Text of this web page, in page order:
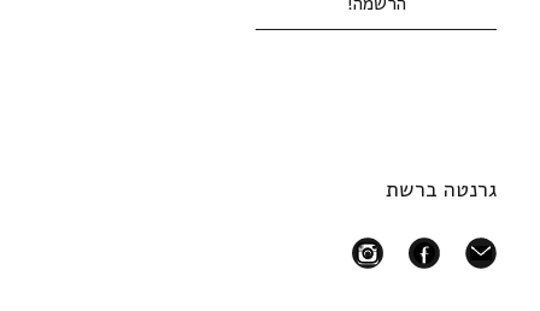
גרנטה ברשת
mail
facebook
instagram